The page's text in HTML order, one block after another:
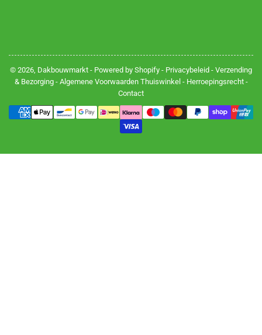
© 2026, Dakbouwmarkt - Powered by Shopify - Privacybeleid - Verzending
& Bezorging- Algemene Voorwaarden Thuiswinkel - Herroepingsrecht-
Contact
Betalingsmethoden